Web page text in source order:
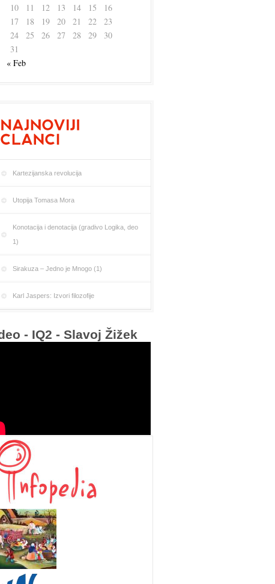
10
11 12 13 14 15
16
17
18 19 20 21 22
23
24
25 26 27 28 29
30
31
« Feb
Kartezijanska revolucija
Utopija Tomasa Mora
Konotacija i denotacija (gradivo Logika, deo
1)
Sirakuza – Jedno je Mnogo (1)
Karl Jaspers: Izvori filozofije
- IQ2 - Slavoj Žižek